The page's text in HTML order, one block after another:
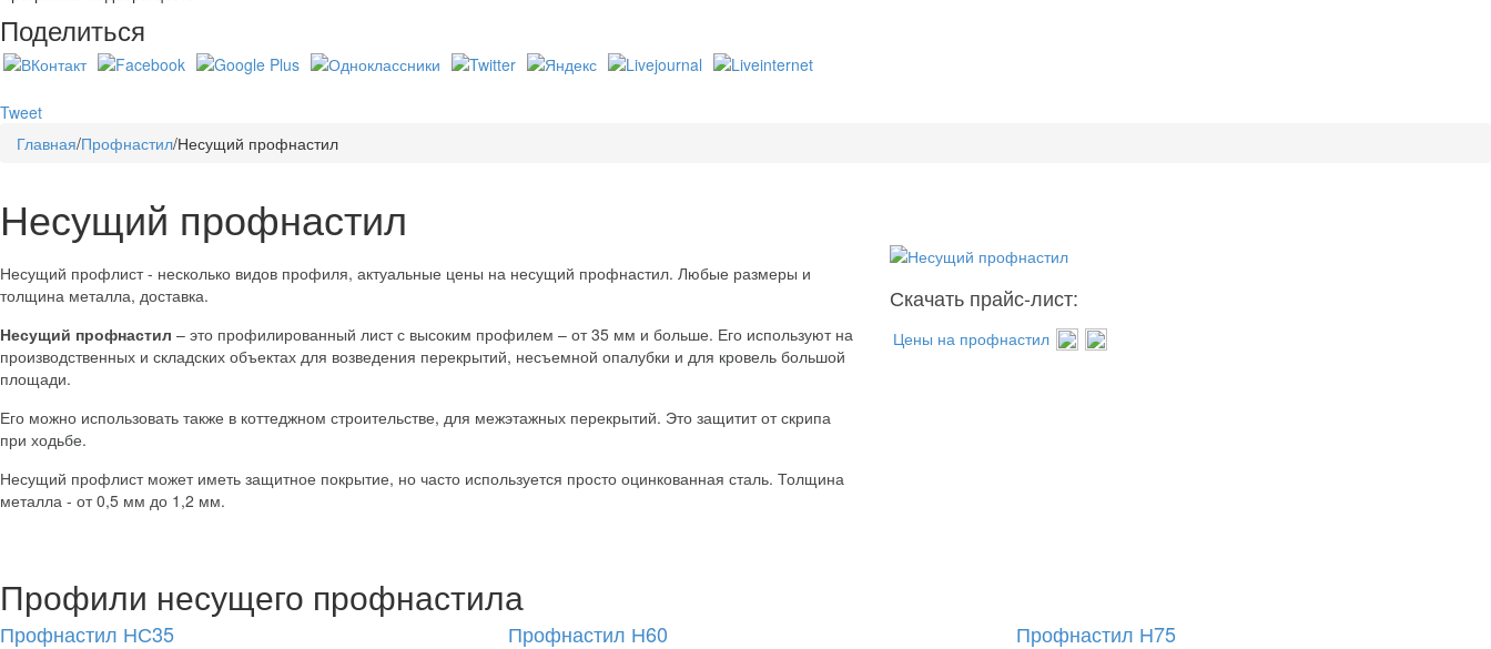
Поделиться
Tweet
Главная/Профнастил/Несущий профнастил
Несущий профнастил
Несущий профлист - несколько видов профиля, актуальные цены на несущий профнастил. Любые размеры и
толщина металла, доставка.
Несущий профнастил – это профилированный лист с высоким профилем – от 35 мм и больше. Его используют на
производственных и складских объектах для возведения перекрытий, несъемной опалубки и для кровель большой
площади.
Его можно использовать также в коттеджном строительстве, для межэтажных перекрытий. Это защитит от скрипа
при ходьбе.
Несущий профлист может иметь защитное покрытие, но часто используется просто оцинкованная сталь. Толщина
металла - от 0,5 мм до 1,2 мм.
Скачать прайс-лист:
Цены на профнастил
Профили несущего профнастила
Профнастил НС35 Профнастил Н60 Профнастил Н75